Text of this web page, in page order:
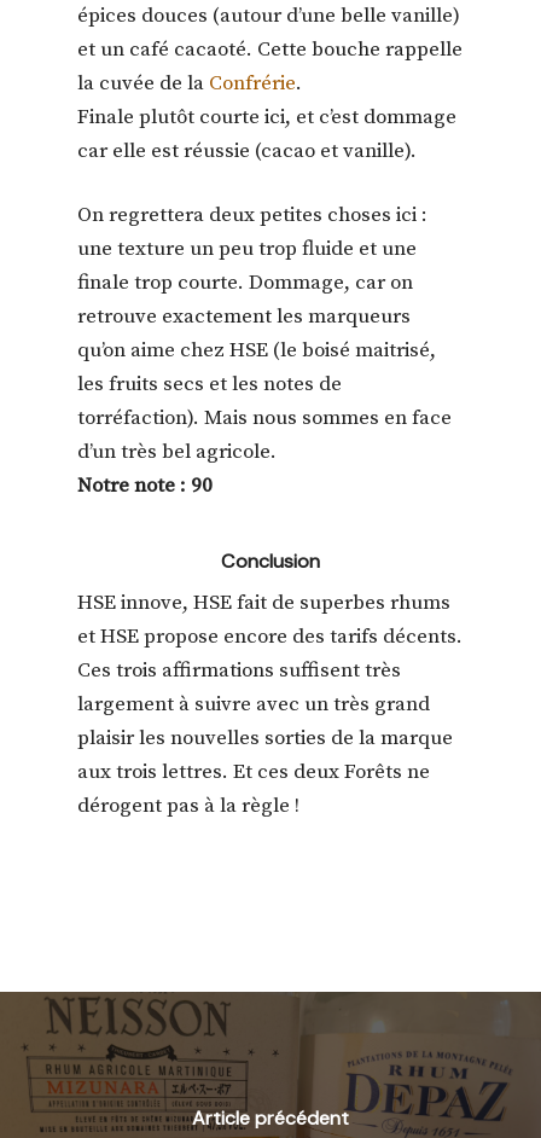
épices douces (autour d’une belle vanille)
et un café cacaoté. Cette bouche rappelle
la cuvée de la Confrérie.
Finale plutôt courte ici, et c’est dommage
car elle est réussie (cacao et vanille).
On regrettera deux petites choses ici :
une texture un peu trop fluide et une
finale trop courte. Dommage, car on
retrouve exactement les marqueurs
qu’on aime chez HSE (le boisé maitrisé,
les fruits secs et les notes de
torréfaction). Mais nous sommes en face
d’un très bel agricole.
Notre note : 90
Conclusion
HSE innove, HSE fait de superbes rhums
et HSE propose encore des tarifs décents.
Ces trois affirmations suffisent très
largement à suivre avec un très grand
plaisir les nouvelles sorties de la marque
aux trois lettres. Et ces deux Forêts ne
dérogent pas à la règle !
Article précédent